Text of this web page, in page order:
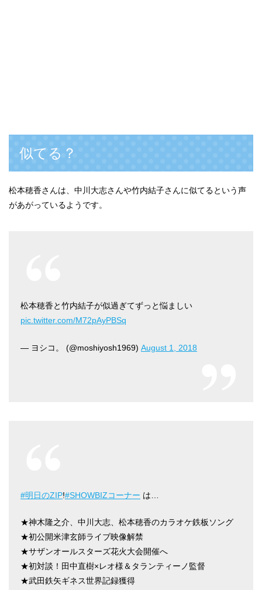
似てる？
松本穂香さんは、中川大志さんや竹内結子さんに似てるという声
があがっているようです。
松本穂香と竹内結子が似過ぎてずっと悩ましい
pic.twitter.com/M72pAyPBSq
— ヨシコ。 (@moshiyosh1969) August 1, 2018
#明日のZIP!#SHOWBIZコーナー は…
★神木隆之介、中川大志、松本穂香のカラオケ鉄板ソング
★初公開米津玄師ライブ映像解禁
★サザンオールスターズ花火大会開催へ
★初対談！田中直樹×レオ様＆タランティーノ監督
★武田鉄矢ギネス世界記録獲得